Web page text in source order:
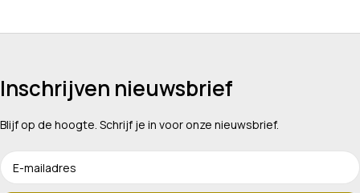
Inschrijven nieuwsbrief
Blijf op de hoogte. Schrijf je in voor onze nieuwsbrief.